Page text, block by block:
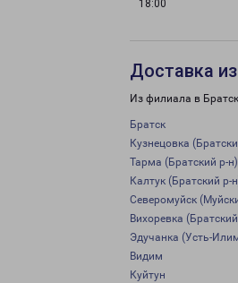
18:00
Доставка
Из филиала в
Братск
Кузнецовка
Тарма (Братский р-н)
Калтук (Братский р-
Северомуйск
Вихоревка
Эдучанка (Усть-
Видим
Куйтун